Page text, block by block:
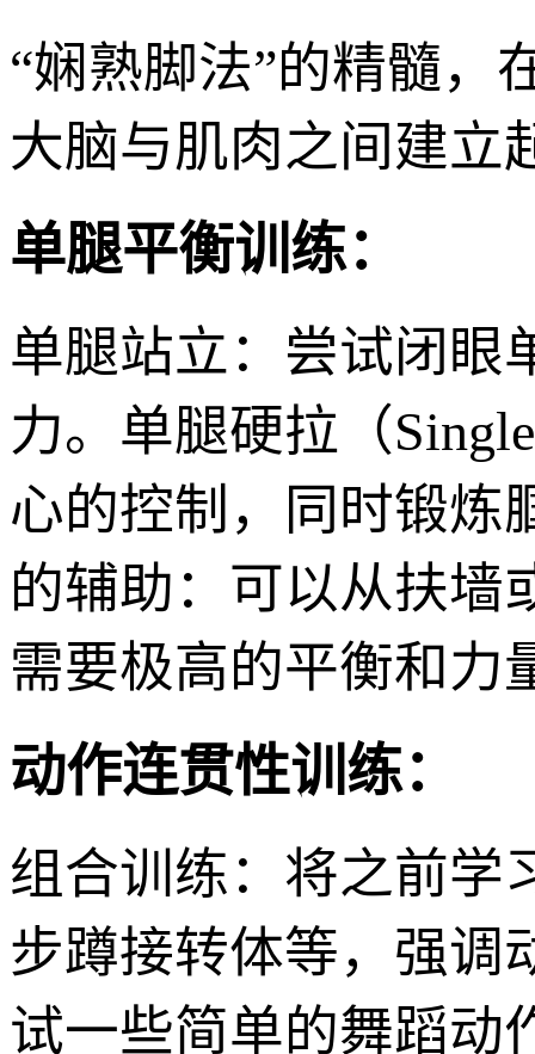
“娴熟脚法”的精髓，
大脑与肌肉之间建立
单腿平衡训练：
单腿站立：尝试闭眼
力。单腿硬拉（
心的控制，同时锻炼
的辅助：可以从扶墙
需要极高的平衡和力
动作连贯性训练：
组合训练：将之前学
步蹲接转体等，强调
试一些简单的舞蹈动